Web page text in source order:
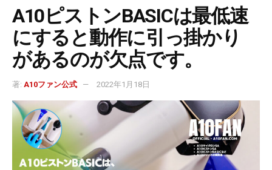
A10ピストンBASICは最低速
にすると動作に引っ掛かり
があるのが欠点です。
著: A10ファン公式 2022年1月18日